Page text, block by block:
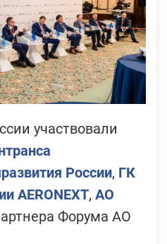
участвовали
России, ГК
AERONEXT, АО
Форума АО